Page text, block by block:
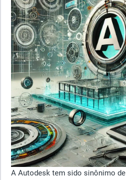
A Autodesk tem sido sinônimo de